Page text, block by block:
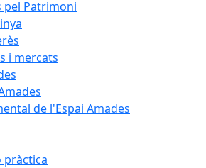
pel Patrimoni
i mercats
de l'Espai Amades